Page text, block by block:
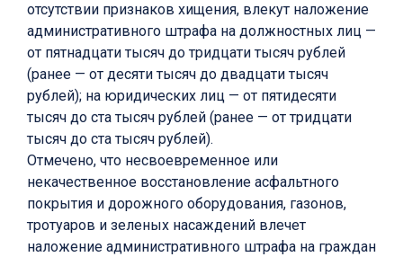
отсутствии признаков хищения, влекут наложение
административного штрафа на должностных лиц —
от пятнадцати тысяч до тридцати тысяч рублей
(ранее — от десяти тысяч до двадцати тысяч
рублей); на юридических лиц — от пятидесяти
тысяч до ста тысяч рублей (ранее — от тридцати
тысяч до ста тысяч рублей).
Отмечено, что несвоевременное или
некачественное восстановление асфальтного
покрытия и дорожного оборудования, газонов,
тротуаров и зеленых насаждений влечет
наложение административного штрафа на граждан